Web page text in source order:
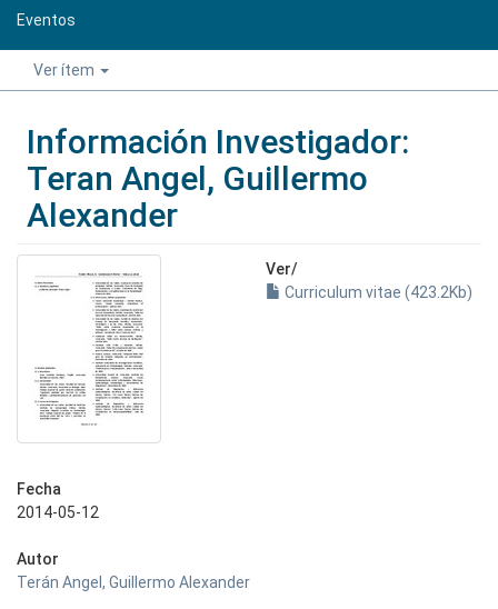
Eventos
Ver ítem
Información Investigador:
Teran Angel, Guillermo
Alexander
Ver/
Curriculum vitae (423.2Kb)
Fecha
2014-05-12
Autor
Terán Angel, Guillermo Alexander